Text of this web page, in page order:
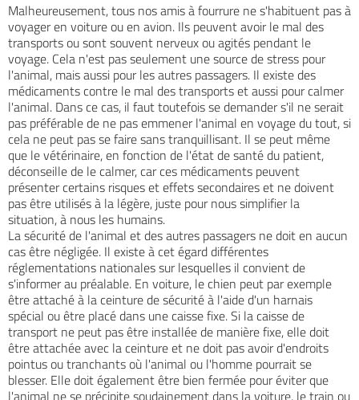
Malheureusement, tous nos amis à fourrure ne s'habituent pas à
voyager en voiture ou en avion. Ils peuvent avoir le mal des
transports ou sont souvent nerveux ou agités pendant le
voyage. Cela n'est pas seulement une source de stress pour
l'animal, mais aussi pour les autres passagers. Il existe des
médicaments contre le mal des transports et aussi pour calmer
l'animal. Dans ce cas, il faut toutefois se demander s'il ne serait
pas préférable de ne pas emmener l'animal en voyage du tout, si
cela ne peut pas se faire sans tranquillisant. Il se peut même
que le vétérinaire, en fonction de l'état de santé du patient,
déconseille de le calmer, car ces médicaments peuvent
présenter certains risques et effets secondaires et ne doivent
pas être utilisés à la légère, juste pour nous simplifier la
situation, à nous les humains.
La sécurité de l'animal et des autres passagers ne doit en aucun
cas être négligée. Il existe à cet égard différentes
réglementations nationales sur lesquelles il convient de
s'informer au préalable. En voiture, le chien peut par exemple
être attaché à la ceinture de sécurité à l'aide d'un harnais
spécial ou être placé dans une caisse fixe. Si la caisse de
transport ne peut pas être installée de manière fixe, elle doit
être attachée avec la ceinture et ne doit pas avoir d'endroits
pointus ou tranchants où l'animal ou l'homme pourrait se
blesser. Elle doit également être bien fermée pour éviter que
l'animal ne se précipite soudainement dans la voiture, le train ou